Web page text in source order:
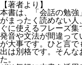
【著者より】
本書は、「会話の勉
がまったく読めない
ぐに使えるフレーズ集
発音や文法が間違っ
が大事です。ひと言
出は別格です。そん
た。